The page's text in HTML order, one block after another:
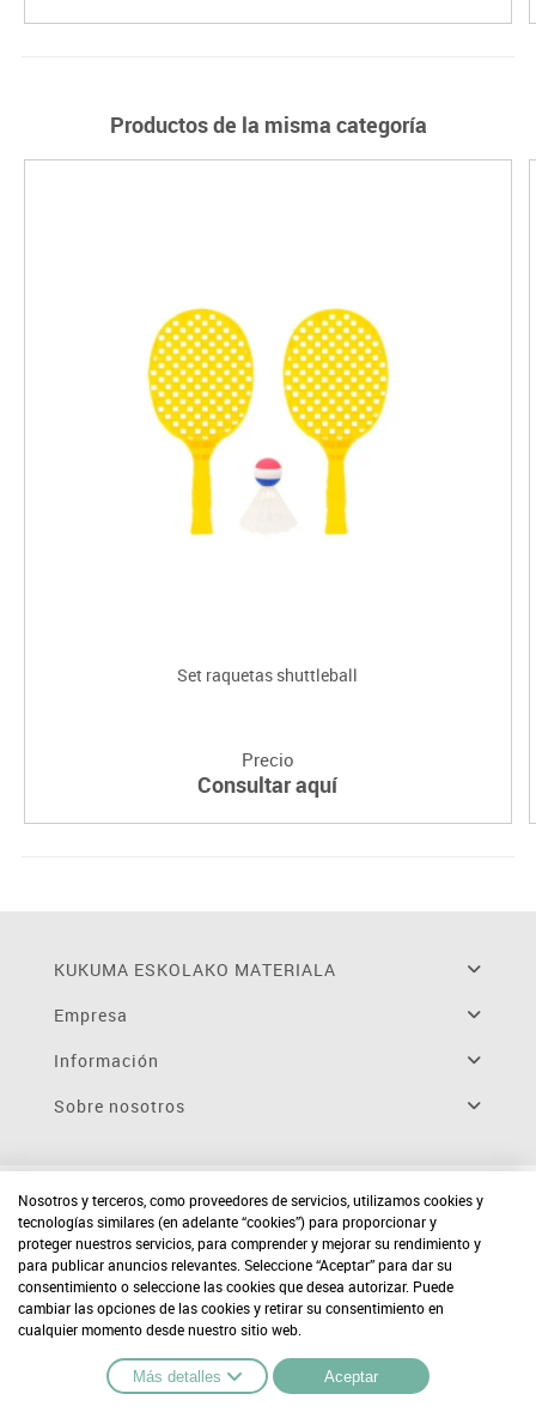
Productos de la misma categoría
Set raquetas shuttleball
Precio
Consultar aquí
KUKUMA ESKOLAKO MATERIALA
Empresa
Información
Sobre nosotros
Nosotros y terceros, como proveedores de servicios, utilizamos cookies y
tecnologías similares (en adelante “cookies”) para proporcionar y
proteger nuestros servicios, para comprender y mejorar su rendimiento y
para publicar anuncios relevantes. Seleccione “Aceptar” para dar su
consentimiento o seleccione las cookies que desea autorizar. Puede
cambiar las opciones de las cookies y retirar su consentimiento en
cualquier momento desde nuestro sitio web.
Más detalles Aceptar